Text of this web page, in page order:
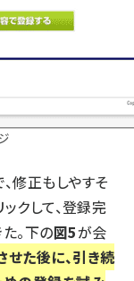
修正もしやすそ
クして、登録完
。下の図5が会
た後に、引き続